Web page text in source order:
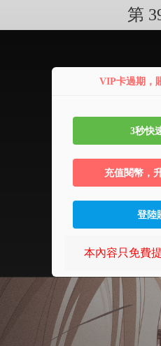
第
VIP卡過期，
3秒快
充值閱幣，
登陸
本內容只免費